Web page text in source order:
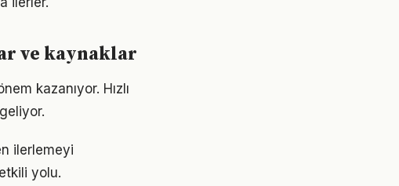
ve kaynaklar
kazanıyor. Hızlı
ilerlemeyi
yolu.